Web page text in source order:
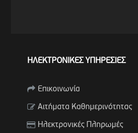
ΗΛΕΚΤΡΟΝΙΚΕΣ ΥΠΗΡΕΣΙΕΣ
Επικοινωνία
Αιτήματα Καθημερινότητας
Ηλεκτρονικές Πληρωμές